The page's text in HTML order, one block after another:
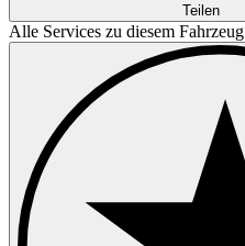
Teilen
Alle Services zu diesem Fahrzeug